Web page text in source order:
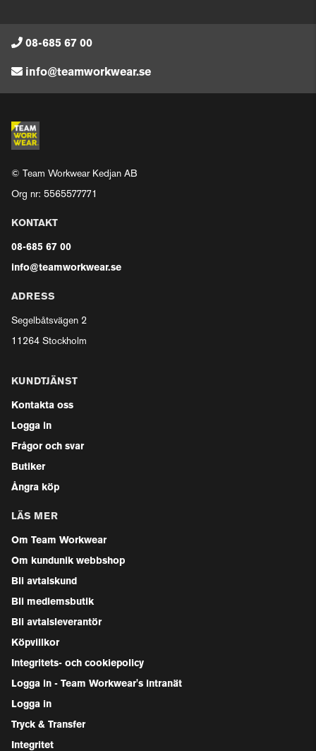
08-685 67 00
info@teamworkwear.se
© Team Workwear Kedjan AB
Org nr: 5565577771
KONTAKT
08-685 67 00
info@teamworkwear.se
ADRESS
Segelbåtsvägen 2
11264 Stockholm
KUNDTJÄNST
Kontakta oss
Logga in
Frågor och svar
Butiker
Ångra köp
LÄS MER
Om Team Workwear
Om kundunik webbshop
Bli avtalskund
Bli medlemsbutik
Bli avtalsleverantör
Köpvillkor
Integritets- och cookiepolicy
Logga in - Team Workwear's intranät
Logga in
Tryck & Transfer
Integritet